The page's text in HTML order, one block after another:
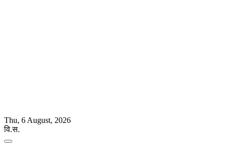
Thu, 6 August, 2026
वि.स.